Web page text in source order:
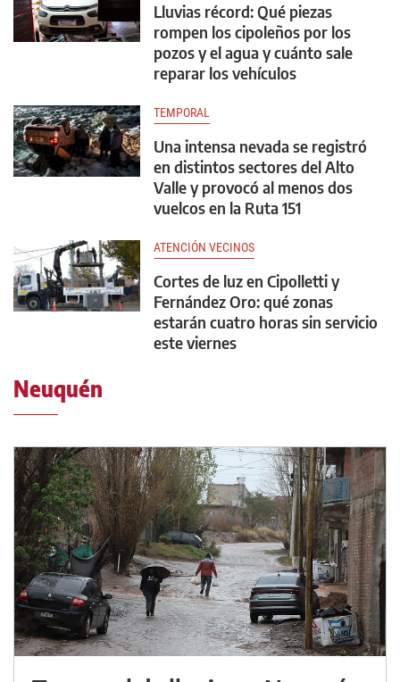
Lluvias récord: Qué piezas
rompen los cipoleños por los
pozos y el agua y cuánto sale
reparar los vehículos
TEMPORAL
Una intensa nevada se registró
en distintos sectores del Alto
Valle y provocó al menos dos
vuelcos en la Ruta 151
ATENCIÓN VECINOS
Cortes de luz en Cipolletti y
Fernández Oro: qué zonas
estarán cuatro horas sin servicio
este viernes
Neuquén